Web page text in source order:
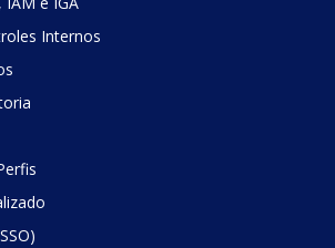
Internos